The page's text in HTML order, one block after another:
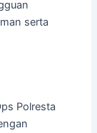
serta
Polresta